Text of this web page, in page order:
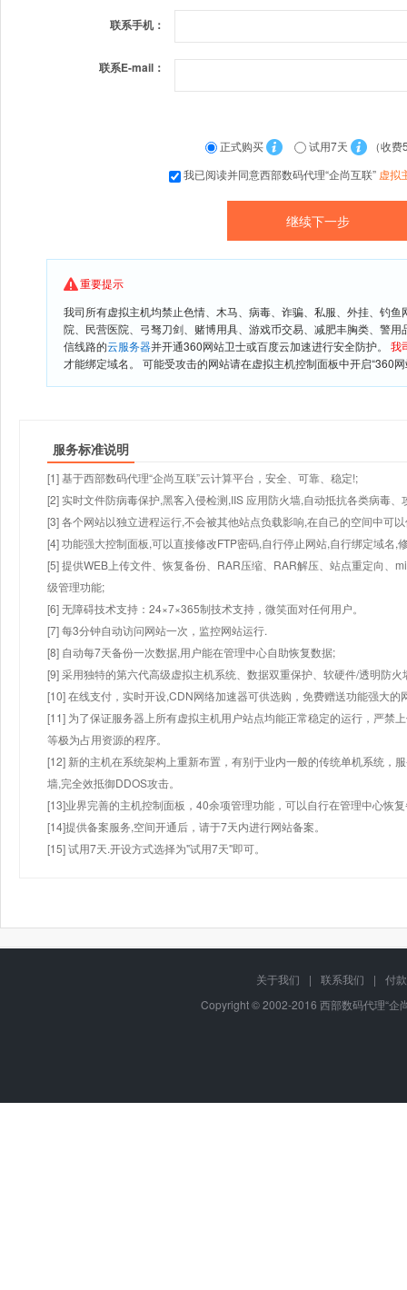
联系手机：
联系E-mail：
正式购买 试用7天
（收费
我已阅读并同意西部数码代理“企尚互联” 虚拟
重要提示
我司所有虚拟主机均禁止色情、木马、病毒、诈骗、私服、外挂、钓
院、民营医院、弓驽刀剑、赌博用具、游戏币交易、减肥丰胸类、警
信线路的云服务器并开通360网站卫士或百度云加速进行安全防护。 我
才能绑定域名。 可能受攻击的网站请在虚拟主机控制面板中开启“360
服务标准说明
[1] 基于西部数码代理“企尚互联”云计算平台，安全、可靠、稳定!;
[2] 实时文件防病毒保护,黑客入侵检测,IIS 应用防火墙,自动抵抗各类病毒、
[3] 各个网站以独立进程运行,不会被其他站点负载影响,在自己的空间中可
[4] 功能强大控制面板,可以直接修改FTP密码,自行停止网站,自行绑定域名,
[5] 提供WEB上传文件、恢复备份、RAR压缩、RAR解压、站点重定向、
级管理功能;
[6] 无障碍技术支持：24×7×365制技术支持，微笑面对任何用户。
[7] 每3分钟自动访问网站一次，监控网站运行.
[8] 自动每7天备份一次数据,用户能在管理中心自助恢复数据;
[9] 采用独特的第六代高级虚拟主机系统、数据双重保护、软硬件/透明防火
[10] 在线支付，实时开设,CDN网络加速器可供选购，免费赠送功能强大
[11] 为了保证服务器上所有虚拟主机用户站点均能正常稳定的运行，严禁
等极为占用资源的程序。
[12] 新的主机在系统架构上重新布置，有别于业内一般的传统单机系统，
墙,完全效抵御DDOS攻击。
[13]业界完善的主机控制面板，40余项管理功能，可以自行在管理中心恢
[14]提供备案服务,空间开通后，请于7天内进行网站备案。
[15] 试用7天.开设方式选择为"试用7天"即可。
关于我们 | 联系我们 |
付
Copyright © 2002-2016 西部数码代理“